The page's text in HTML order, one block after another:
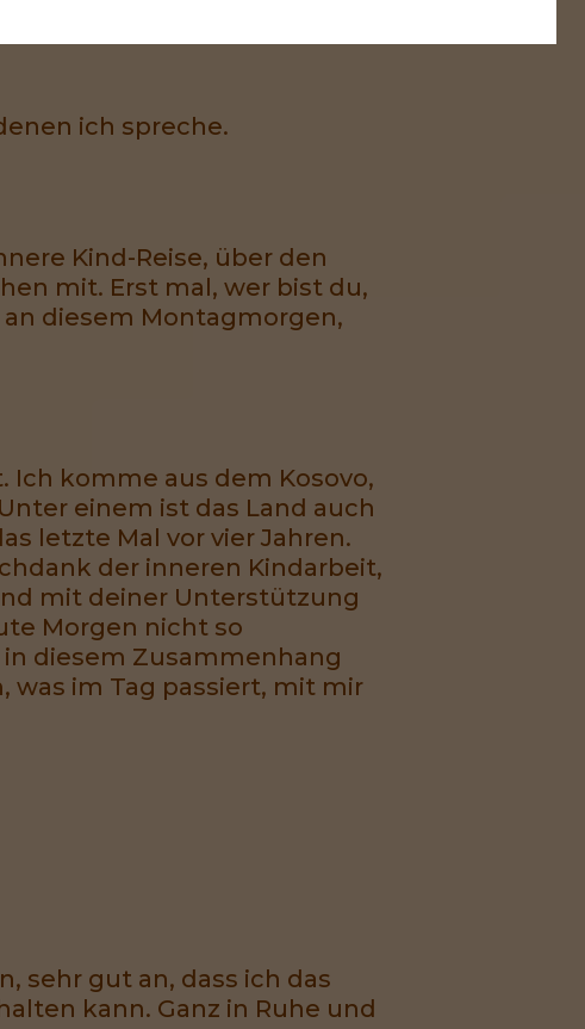
ich spreche.
Kind-Reise, über den
mit. Erst mal, wer bist du,
diesem Montagmorgen,
Ich komme aus dem Kosovo,
einem ist das Land auch
letzte Mal vor vier Jahren.
der inneren Kindarbeit,
mit deiner Unterstützung
Morgen nicht so
diesem Zusammenhang
was im Tag passiert, mit mir
sehr gut an, dass ich das
kann. Ganz in Ruhe und